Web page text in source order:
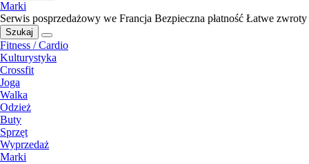
Marki
Serwis posprzedażowy we Francja Bezpieczna płatność Łatwe zwroty
Szukaj
Fitness / Cardio
Kulturystyka
Crossfit
Joga
Walka
Odzież
Buty
Sprzęt
Wyprzedaż
Marki